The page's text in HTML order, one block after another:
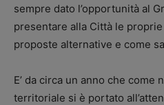
sempre dato l’opportunità al
presentare alla Città le
proposte alternative e come
E’ da circa un anno che come
territoriale si è portato